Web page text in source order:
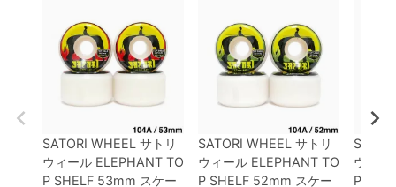
SATORI WHEEL サトリ
ウィール ELEPHANT TO
P SHELF 53mm スケー
SATORI WHEEL サトリ
ウィール ELEPHANT TO
P SHELF 52mm スケー
ウィー
P